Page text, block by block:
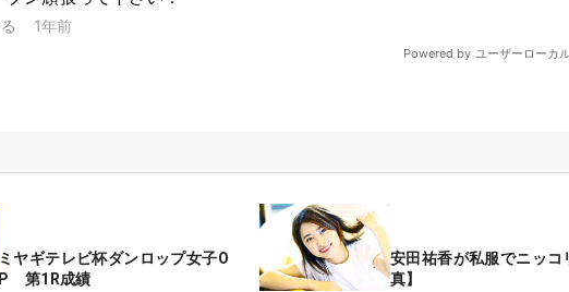
ミヤギテレビ杯ダンロップ女子O
P 第1R成績
安田祐香が私服でニッコ
真】